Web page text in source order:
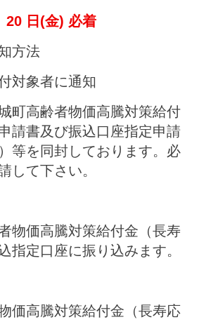
20 日(金) 必着
方法
対象者に通知
高齢者物価高騰対策給付
請書及び振込口座指定申請
等を同封しております。必
して下さい。
価高騰対策給付金（長寿
指定口座に振り込みます。
価高騰対策給付金（長寿応